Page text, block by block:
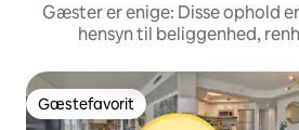
Gæster er enige: Disse ophold
hensyn til beliggenhed,
Gæstefavorit
Gæstefavorit